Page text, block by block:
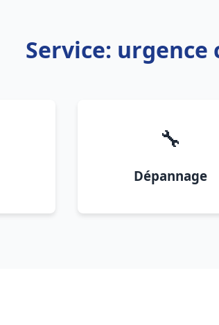
Service: urgence
🔧
Dépannage